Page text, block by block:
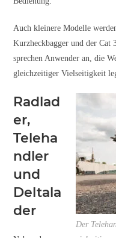
Auch kleinere Modelle
Kurzheckbagger und der
sprechen Anwender an, die
gleichzeitiger Vielseitigkeit
Der
Radlad
er,
Teleha
ndler
und
Deltala
der